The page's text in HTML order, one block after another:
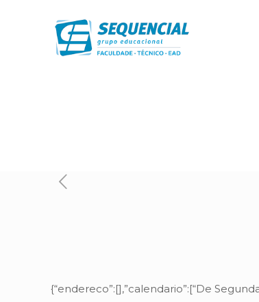
{“endereco”:[],”calendario”:[“De